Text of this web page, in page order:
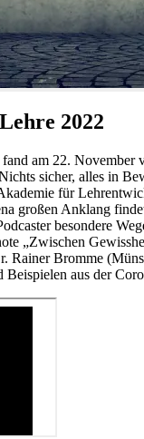
2022
am 22. November
sicher, alles in
für
großen Anklang
besondere
„Zwischen
Rainer Bromme
aus der